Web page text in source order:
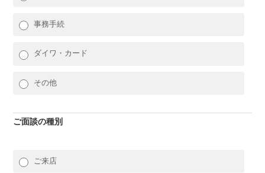
事務手続
ダイワ・カード
その他
ご面談の種別
ご来店